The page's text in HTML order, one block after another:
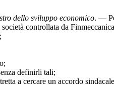
dello sviluppo economico. —
controllata da
definirli tali;
a cercare un accordo